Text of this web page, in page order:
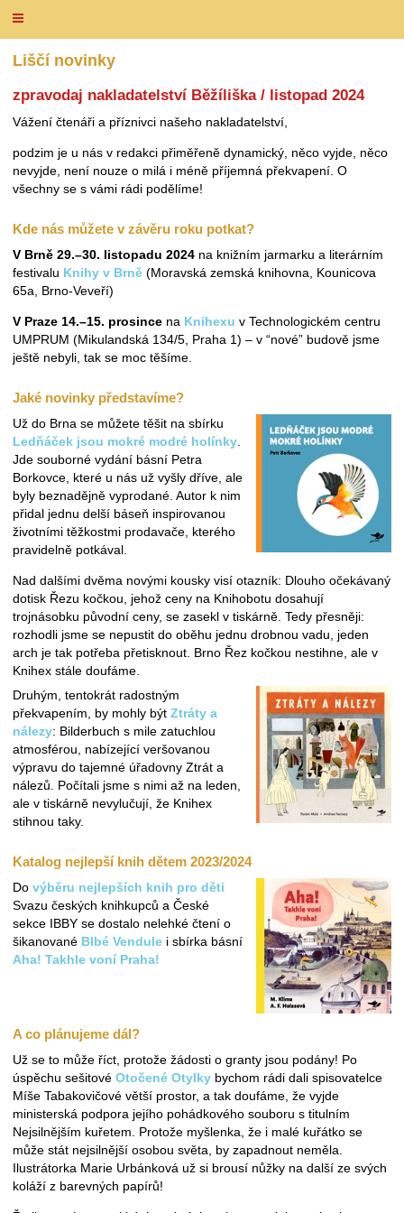
Liščí novinky
zpravodaj nakladatelství Běžíliška / listopad 2024
Vážení čtenáři a příznivci našeho nakladatelství,
podzim je u nás v redakci přiměřeně dynamický, něco vyjde, něco
nevyjde, není nouze o milá i méně příjemná překvapení. O
všechny se s vámi rádi podělíme!
Kde nás můžete v závěru roku potkat?
V Brně 29.–30. listopadu 2024 na knižním jarmarku a literárním
festivalu Knihy v Brně (Moravská zemská knihovna, Kounicova
65a, Brno-Veveří)
V Praze 14.–15. prosince na Knihexu v Technologickém centru
UMPRUM (Mikulandská 134/5, Praha 1) – v “nové” budově jsme
ještě nebyli, tak se moc těšíme.
Jaké novinky představíme?
Už do Brna se můžete těšit na sbírku
Ledňáček jsou mokré modré holínky
Jde souborné vydání básní Petra
Borkovce, které u nás už vyšly dříve, ale
byly beznadějně vyprodané. Autor k nim
přidal jednu delší báseň inspirovanou
životními těžkostmi prodavače, kterého
pravidelně potkával.
Nad dalšími dvěma novými kousky visí otazník: Dlouho očekávaný
dotisk Řezu kočkou, jehož ceny na Knihobotu dosahují
trojnásobku původní ceny, se zasekl v tiskárně. Tedy přesněji:
rozhodli jsme se nepustit do oběhu jednu drobnou vadu, jeden
arch je tak potřeba přetisknout. Brno Řez kočkou nestihne, ale v
Knihex stále doufáme.
Druhým, tentokrát radostným
překvapením, by mohly být Ztráty a
nálezy: Bilderbuch s mile zatuchlou
atmosférou, nabízející veršovanou
výpravu do tajemné úřadovny Ztrát a
nálezů. Počítali jsme s nimi až na leden,
ale v tiskárně nevylučují, že Knihex
stihnou taky.
Katalog nejlepší knih dětem 2023/2024
Do výběru nejlepších knih pro děti
Svazu českých knihkupců a České
sekce IBBY se dostalo nelehké čtení o
šikanované Blbé Vendule i sbírka básní
Aha! Takhle voní Praha!
A co plánujeme dál?
Už se to může říct, protože žádosti o granty jsou podány! Po
úspěchu sešitové Otočené Otylky bychom rádi dali spisovatelce
Míše Tabakovičové větší prostor, a tak doufáme, že vyjde
ministerská podpora jejího pohádkového souboru s titulním
Nejsilnějším kuřetem. Protože myšlenka, že i malé kuřátko se
může stát nejsilnější osobou světa, by zapadnout neměla.
Ilustrátorka Marie Urbánková už si brousí nůžky na další ze svých
koláží z barevných papírů!